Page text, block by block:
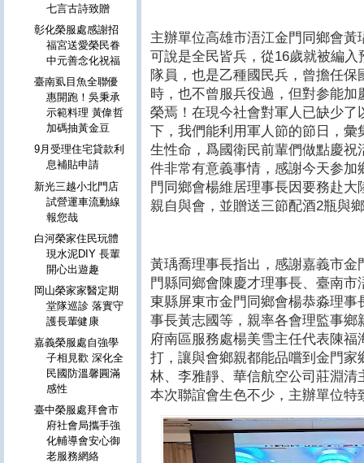
主辦單位高雄市浯江金門同鄉會
可說是全民皆兵，從16歲就被編
隊員，也是乙種國民兵，曾擔任
時，也不曾服兵役過，但對参能
榮焉！在現今社會對軍人已缺少
下，我們能利用軍人節的節日，
生性命，爲國衛民前輩們做點慶
件非常有意義事情，感謝今天参
門同鄉會楊維居理事長因要務赴
親自與會，並贈送三節配酒2瓶與
黃瑀喬理事長指出，感謝嘉義市
門縣同鄉會陳慶才理事長、臺南
東縣屏東市金門同鄉會楊恭淼理
事長黃志國等，親率各會理監事
府南區服務處楊美雪主任代表陳
打，讓與會鄉親都能品嚐到金門
林、李雅靜、華信航空公司莊淵
本次聯誼會生色不少，主辦單位特
七言古詩致贈
彰化榮服處感謝招
福宮送愛榮民眷
中元善念化祝福
臺南虱目魚全聯優
惠開跑！吳秉承
示範料理 黃偉哲
加碼抽黃金豆
9月受理住宅貸款利
息補貼申請
新光三越小北門店
試營運車流動線
報您哉
白河榮家住民玩體
現水泥DIY 長輩
開心出遊趣
岡山榮家家醫定期
堂隊巡診 落實守
護長輩健康
嘉義榮服處自強學
子相見歡 深化全
民國防溫馨圓滿
感性
臺中榮服處拜會市
府社會局攜手強
化輔導會安心御
老服務網絡